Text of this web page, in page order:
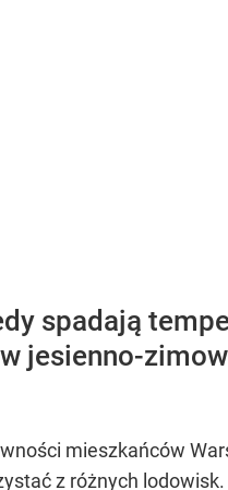
spadają
jesienno-
mieszkańców
z różnych